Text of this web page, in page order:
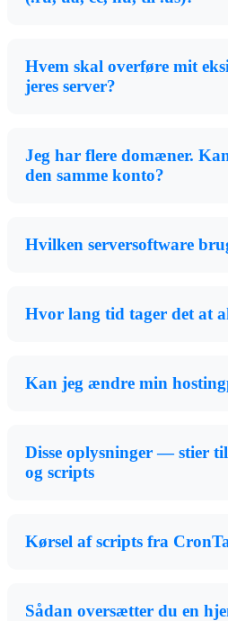
Hvem skal overføre mit
jeres server?
Jeg har flere domæner.
den samme konto?
Hvilken serversoftware
Hvor lang tid tager det at
Kan jeg ændre min
Disse oplysninger — stier
og scripts
Kørsel af scripts fra
Sådan oversætter du en